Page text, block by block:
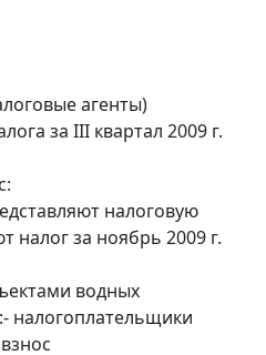
агенты)
за III квартал 2009 г.
налоговую
налог за ноябрь 2009 г.
водных
налогоплательщики